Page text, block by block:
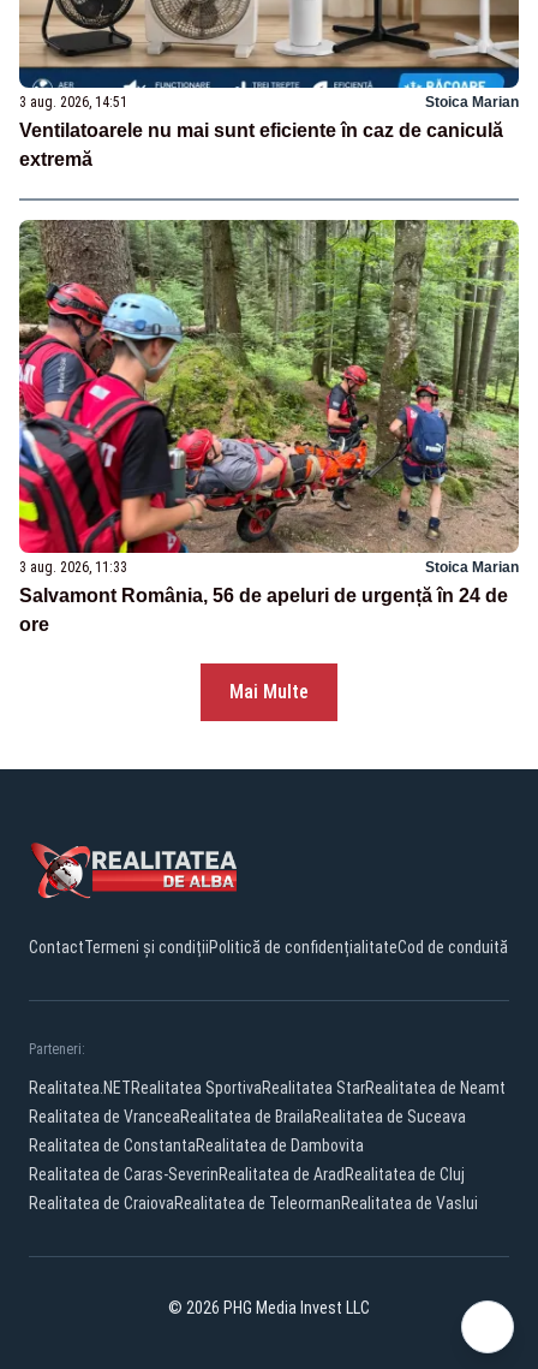
3 aug. 2026, 14:51 Stoica Marian
Ventilatoarele nu mai sunt eficiente în caz de caniculă
extremă
3 aug. 2026, 11:33 Stoica Marian
Salvamont România, 56 de apeluri de urgență în 24 de
ore
Mai Multe
ContactTermeni și condițiiPolitică de confidențialitateCod de conduită
Parteneri:
Realitatea.NETRealitatea SportivaRealitatea StarRealitatea de Neamt
Realitatea de VranceaRealitatea de BrailaRealitatea de Suceava
Realitatea de ConstantaRealitatea de Dambovita
Realitatea de Caras-SeverinRealitatea de Arad Realitatea de Cluj
Realitatea de CraiovaRealitatea de TeleormanRealitatea de Vaslui
© 2026 PHG Media Invest LLC